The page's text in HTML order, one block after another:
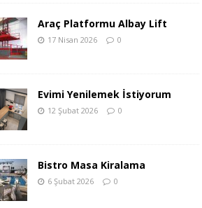
Araç Platformu Albay Lift
17 Nisan 2026 0
Evimi Yenilemek İstiyorum
12 Şubat 2026 0
Bistro Masa Kiralama
6 Şubat 2026 0